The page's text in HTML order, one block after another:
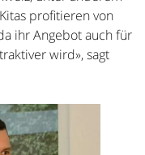
profitieren von
ihr Angebot auch für
wird», sagt